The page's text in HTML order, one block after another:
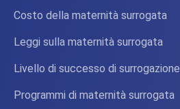
Costo della maternità surrogata
Leggi sulla maternità surrogata
Livello di successo di surrogazione
Programmi di maternità surrogata